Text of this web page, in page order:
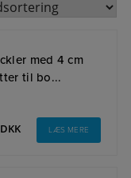
med 4 cm
til bo...
DKK LÆS MERE